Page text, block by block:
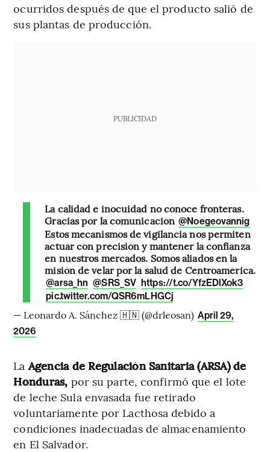
ocurridos después de que el producto salió de
sus plantas de producción.
PUBLICIDAD
La calidad e inocuidad no conoce fronteras.
Gracias por la comunicación @Noegeovannig
Estos mecanismos de vigilancia nos permiten
actuar con precisión y mantener la confianza
en nuestros mercados. Somos aliados en la
misión de velar por la salud de Centroamérica.
@arsa_hn @SRS_SV https://t.co/YfzEDlXok3
pic.twitter.com/QSR6mLHGCj
— Leonardo A. Sánchez 🇭🇳 (@drleosan) April 29,
2026
LaAgencia de Regulación Sanitaria (ARSA) de
Honduras, por su parte, confirmó que el lote
de leche Sula envasada fue retirado
voluntariamente por Lacthosa debido a
condiciones inadecuadas de almacenamiento
en El Salvador.